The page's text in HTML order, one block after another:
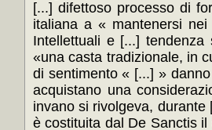
[...] difettoso processo di
italiana a « mantenersi
Intellettuali e [...]
«una casta tradizionale, in
di sentimento « [...] »
acquistano una
invano si rivolgeva,
è costituita dal De Sanctis